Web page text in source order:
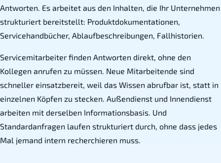
Antworten. Es arbeitet aus den Inhalten, die Ihr Unternehmen
strukturiert bereitstellt: Produktdokumentationen,
Servicehandbücher, Ablaufbeschreibungen, Fallhistorien.
Servicemitarbeiter finden Antworten direkt, ohne den
Kollegen anrufen zu müssen. Neue Mitarbeitende sind
schneller einsatzbereit, weil das Wissen abrufbar ist, statt in
einzelnen Köpfen zu stecken. Außendienst und Innendienst
arbeiten mit derselben Informationsbasis. Und
Standardanfragen laufen strukturiert durch, ohne dass jedes
Mal jemand intern recherchieren muss.